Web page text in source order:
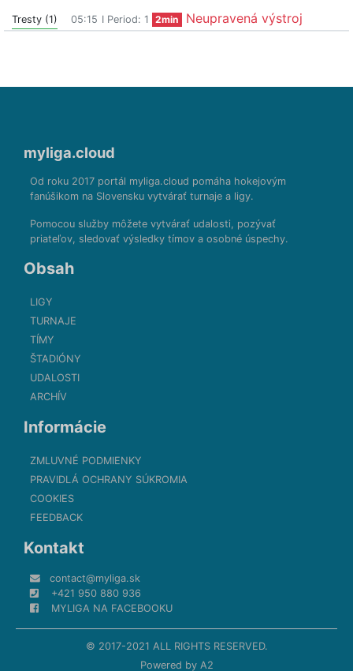
Tresty (1) 05:15 I Period: 1 2min Neupravená výstroj
myliga.cloud
Od roku 2017 portál myliga.cloud pomáha hokejovým
fanúšikom na Slovensku vytvárať turnaje a ligy.
Pomocou služby môžete vytvárať udalosti, pozývať
priateľov, sledovať výsledky tímov a osobné úspechy.
Obsah
LIGY
TURNAJE
TÍMY
ŠTADIÓNY
UDALOSTI
ARCHÍV
Informácie
ZMLUVNÉ PODMIENKY
PRAVIDLÁ OCHRANY SÚKROMIA
COOKIES
FEEDBACK
Kontakt
contact@myliga.sk
+421 950 880 936
MYLIGA NA FACEBOOKU
© 2017-2021 ALL RIGHTS RESERVED.
Powered by A2